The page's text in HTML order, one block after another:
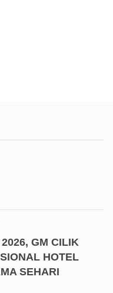
GM CILIK
HOTEL
SEHARI